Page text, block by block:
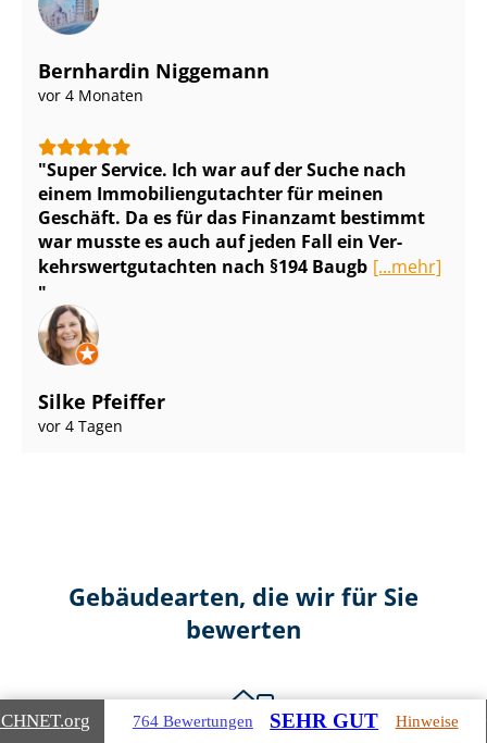
Bernhardin Niggemann
vor 4 Monaten
Super Service. Ich war auf der Suche nach
einem Im­mo­bi­li­en­gut­ach­ter für meinen
Geschäft. Da es für das Finanzamt bestimmt
war musste es auch auf jeden Fall ein Ver­
kehrs­wert­gut­ach­ten nach §194 Baugb [...mehr]
Silke Pfeiffer
vor 4 Tagen
Gebäudearten, die wir für Sie
bewerten
.org 764 Bewertungen SEHR GUT Hinweise